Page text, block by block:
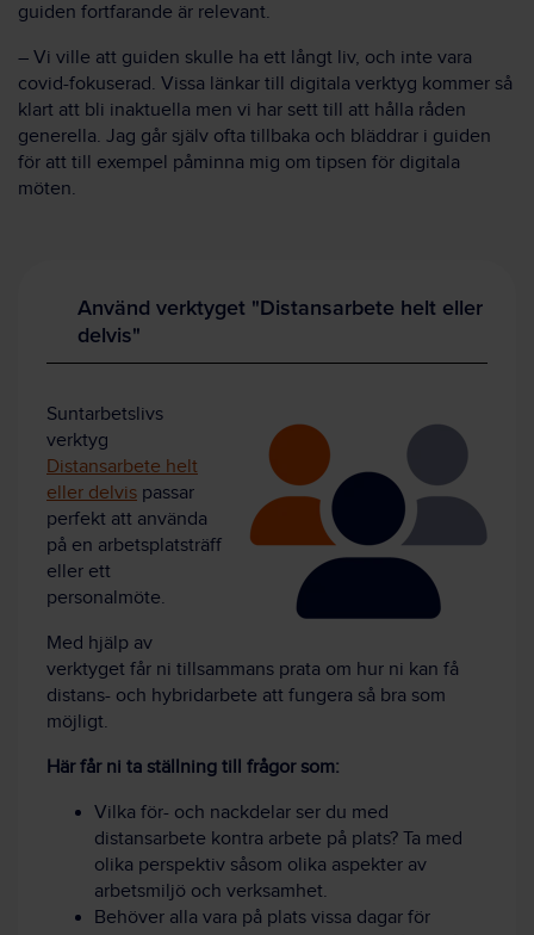
guiden fortfarande är relevant.
– Vi ville att guiden skulle ha ett långt liv, och inte vara
covid-fokuserad. Vissa länkar till digitala verktyg kommer så
klart att bli inaktuella men vi har sett till att hålla råden
generella. Jag går själv ofta tillbaka och bläddrar i guiden
för att till exempel påminna mig om tipsen för digitala
möten.
Använd verktyget "Distansarbete helt eller
delvis"
Suntarbetslivs
verktyg
Distansarbete helt
eller delvis passar
perfekt att använda
på en arbetsplatsträff
eller ett
personalmöte.
Med hjälp av
verktyget får ni tillsammans prata om hur ni kan få
distans- och hybridarbete att fungera så bra som
möjligt.
Här får ni ta ställning till frågor som:
Vilka för- och nackdelar ser du med
distansarbete kontra arbete på plats? Ta med
olika perspektiv såsom olika aspekter av
arbetsmiljö och verksamhet.
Behöver alla vara på plats vissa dagar för